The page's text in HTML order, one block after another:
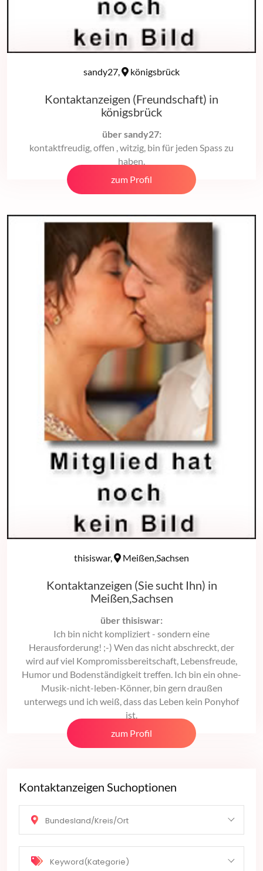
sandy27, königsbrück
Kontaktanzeigen (Freundschaft) in
königsbrück
über sandy27:
kontaktfreudig, offen , witzig, bin für jeden Spass zu
haben.
zum Profil
thisiswar, Meißen,Sachsen
Kontaktanzeigen (Sie sucht Ihn) in
Meißen,Sachsen
über thisiswar:
Ich bin nicht kompliziert - sondern eine
Herausforderung! ;-) Wen das nicht abschreckt, der
wird auf viel Kompromissbereitschaft, Lebensfreude,
Humor und Bodenständigkeit treffen. Ich bin ein ohne-
Musik-nicht-leben-Könner, bin gern draußen
unterwegs und ich weiß, dass das Leben kein Ponyhof
ist.
zum Profil
Kontaktanzeigen Suchoptionen
Bundesland/Kreis/Ort
Keyword(Kategorie)